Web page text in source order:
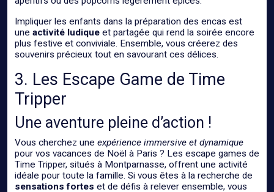
Impliquer les enfants dans la préparation des encas est
une activité ludique et partagée qui rend la soirée encore
plus festive et conviviale. Ensemble, vous créerez des
souvenirs précieux tout en savourant ces délices.
3. Les Escape Game de Time
Tripper
Une aventure pleine d’action !
Vous cherchez une expérience immersive et dynamique
pour vos vacances de Noël à Paris ? Les escape games de
Time Tripper, situés à Montparnasse, offrent une activité
idéale pour toute la famille. Si vous êtes à la recherche de
sensations fortes et de défis à relever ensemble, vous